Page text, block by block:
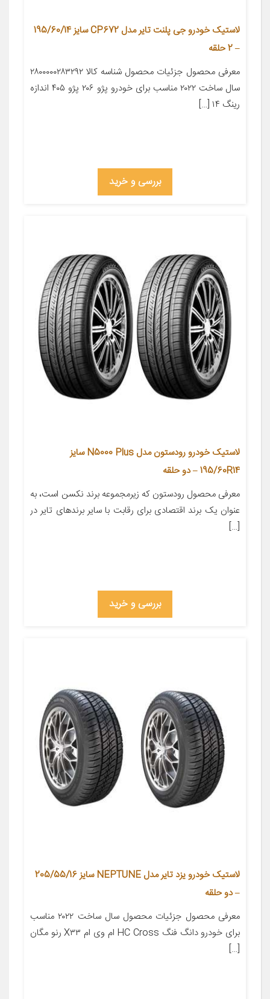
لاستیک خودرو جی پلنت تایر مدل CP672 سایز 195/60/14
– 2 حلقه
معرفی محصول جزئیات محصول شناسه کالا ۲۸۰۰۰۰۰۲۸۳۲۹۲
سال ساخت ۲۰۲۲ مناسب برای خودرو پژو ۲۰۶ پژو ۴۰۵ اندازه
رینگ ۱۴ […]
بررسی و خرید
لاستیک خودرو رودستون مدل N5000 Plus سایز
195/60R14 – دو حلقه
معرفی محصول رودستون که زیرمجموعه برند نکسن است، به
عنوان یک برند اقتصادی برای رقابت با سایر برندهای تایر در
[…]
بررسی و خرید
لاستیک خودرو یزد تایر مدل NEPTUNE سایز 205/55/16
– دو حلقه
معرفی محصول جزئیات محصول سال ساخت ۲۰۲۲ مناسب
برای خودرو دانگ فنگ HC Cross ام وی ام X۳۳ رنو مگان
[…]